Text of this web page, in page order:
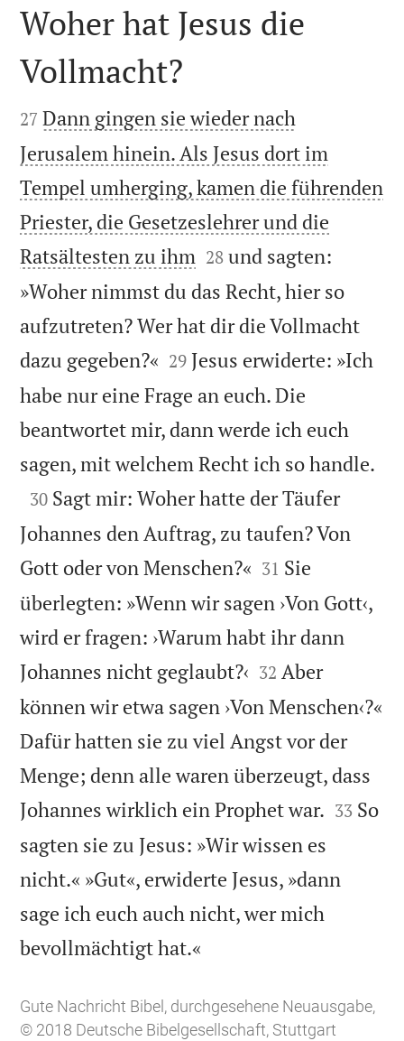

Woher hat Jesus die
Vollmacht?

27 Dann gingen sie wieder nach
Jerusalem hinein. Als Jesus dort im
Tempel umherging, kamen die führenden
Priester, die Gesetzeslehrer und die
Ratsältesten zu ihm 

28 und sagten:
»Woher nimmst du das Recht, hier so
aufzutreten? Wer hat dir die Vollmacht
dazu gegeben?« 

29 Jesus erwiderte: »Ich
habe nur eine Frage an euch. Die
beantwortet mir, dann werde ich euch
sagen, mit welchem Recht ich so handle.

30 Sagt mir: Woher hatte der Täufer
Johannes den Auftrag, zu taufen? Von
Gott oder von Menschen?« 

31 Sie
überlegten: »Wenn wir sagen ›Von Gott‹,
wird er fragen: ›Warum habt ihr dann
Johannes nicht geglaubt?‹ 

32 Aber
können wir etwa sagen ›Von Menschen‹?«
Dafür hatten sie zu viel Angst vor der
Menge; denn alle waren überzeugt, dass
Johannes wirklich ein Prophet war. 

33 So
sagten sie zu Jesus: »Wir wissen es
nicht.« »Gut«, erwiderte Jesus, »dann
sage ich euch auch nicht, wer mich
bevollmächtigt hat.«
Gute Nachricht Bibel, durchgesehene Neuausgabe,
© 2018 Deutsche Bibelgesellschaft, Stuttgart